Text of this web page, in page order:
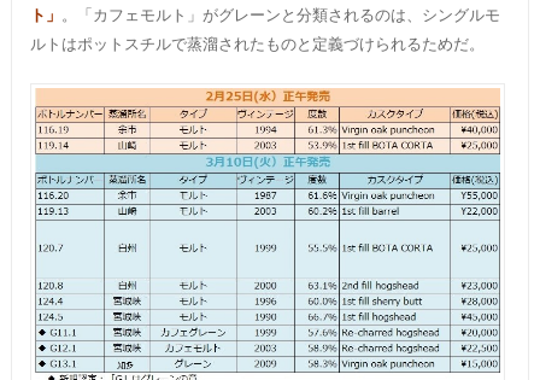
ト」 。「カフェモルト」がグレーンと分類されるのは、シングルモ
ルトはポットスチルで蒸溜されたものと定義づけられるためだ。